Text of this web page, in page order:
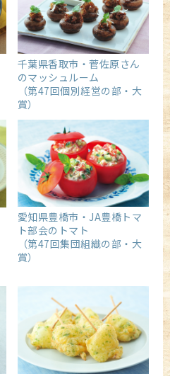
千葉県香取市・菅佐原さん
のマッシュルーム
（第47回個別経営の部・大
賞）
愛知県豊橋市・JA豊橋トマ
ト部会のトマト
（第47回集団組織の部・大
賞）